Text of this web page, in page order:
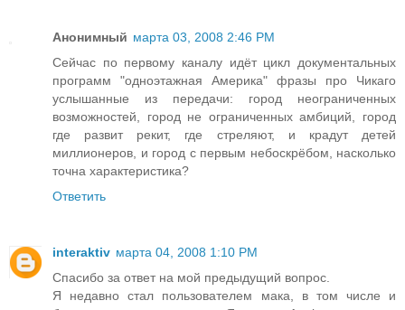
Анонимный марта 03, 2008 2:46 PM
Сейчас по первому каналу идёт цикл документальных
программ "одноэтажная Америка" фразы про Чикаго
услышанные из передачи: город неограниченных
возможностей, город не ограниченных амбиций, город
где развит рекит, где стреляют, и крадут детей
миллионеров, и город с первым небоскрёбом, насколько
точна характеристика?
Ответить
interaktiv марта 04, 2008 1:10 PM
Спасибо за ответ на мой предыдущий вопрос.
Я недавно стал пользователем мака, в том числе и